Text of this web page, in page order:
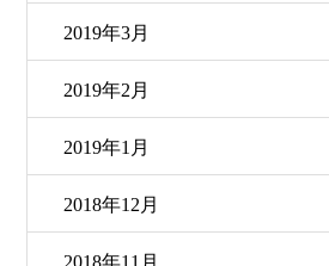
2019年3月
2019年2月
2019年1月
2018年12月
2018年11月